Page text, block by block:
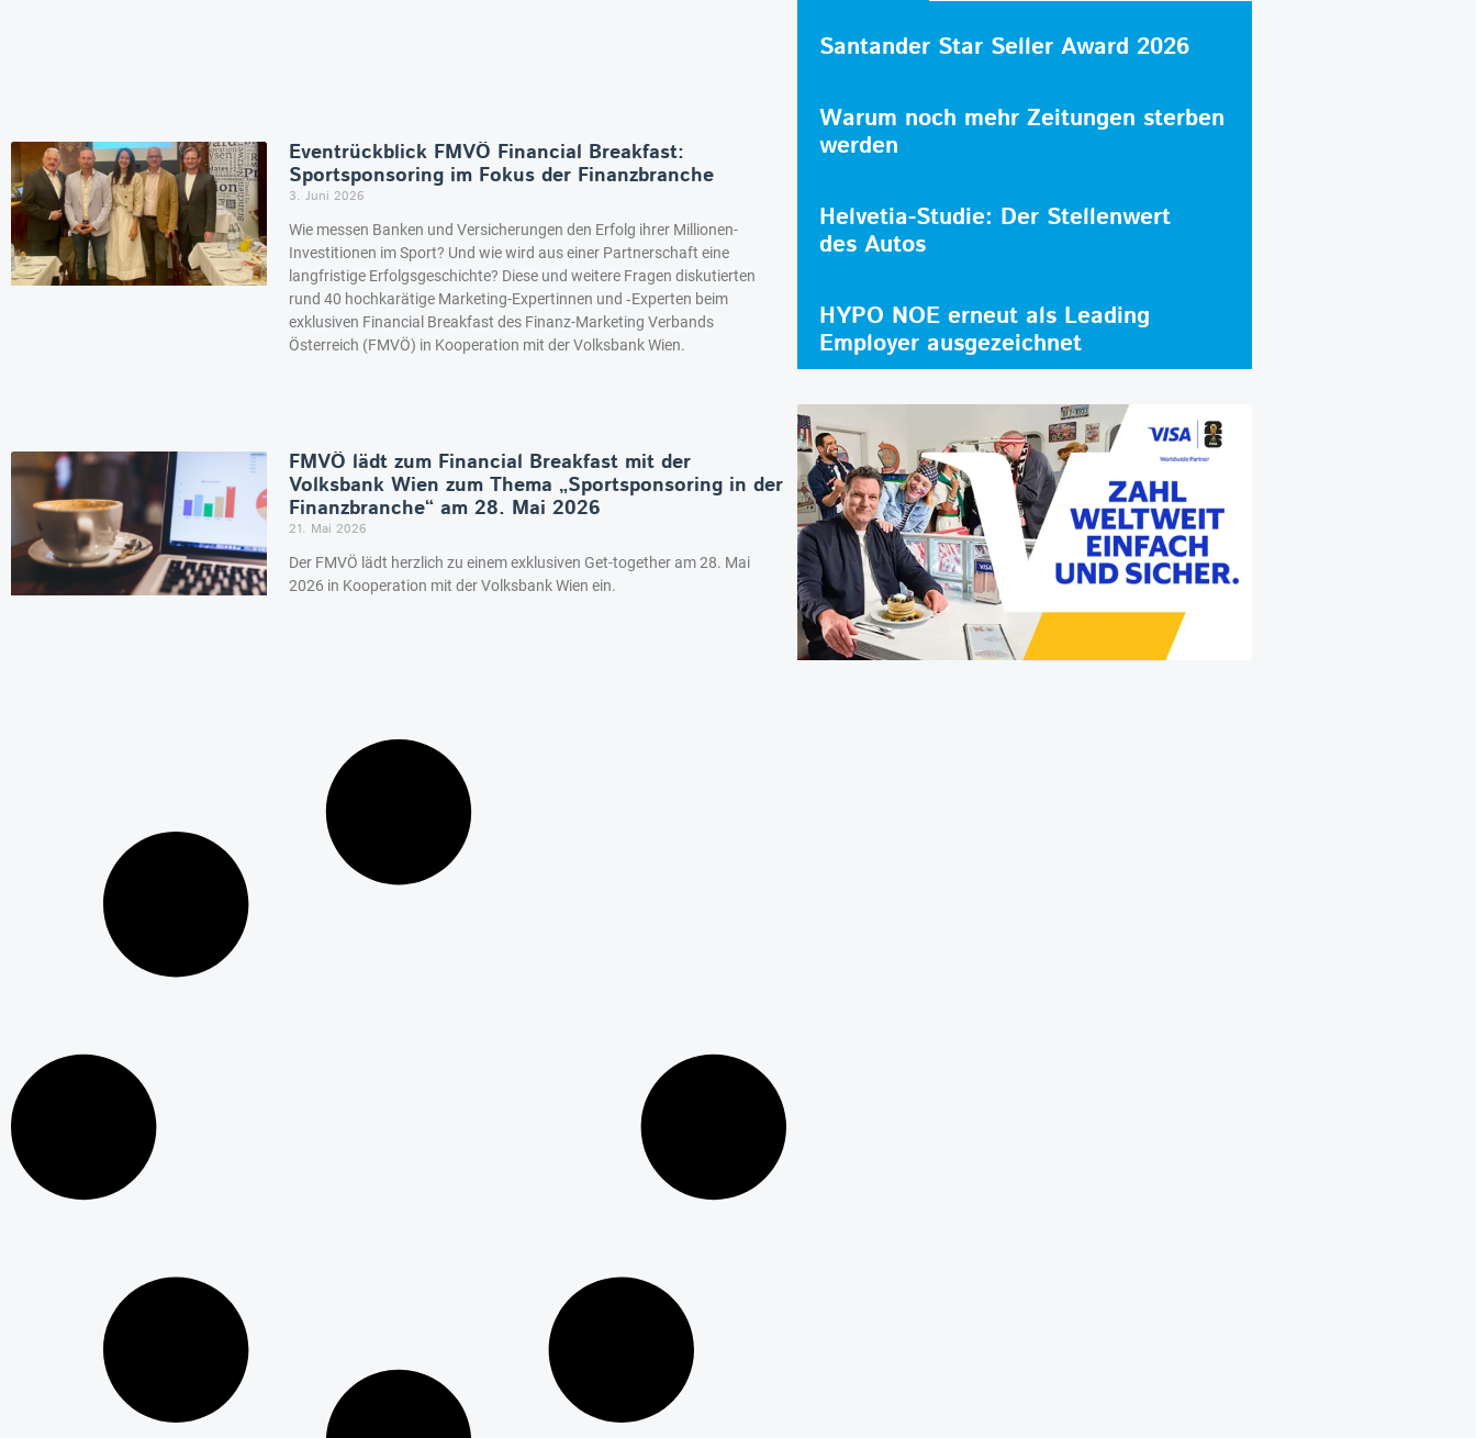
Eventrückblick FMVÖ Financial Breakfast:
Sportsponsoring im Fokus der Finanzbranche
3. Juni 2026
Wie messen Banken und Versicherungen den Erfolg ihrer Millionen-
Investitionen im Sport? Und wie wird aus einer Partnerschaft eine
langfristige Erfolgsgeschichte? Diese und weitere Fragen diskutierten
rund 40 hochkarätige Marketing-Expertinnen und ‑Experten beim
exklusiven Financial Breakfast des Finanz-Marketing Verbands
Österreich (FMVÖ) in Kooperation mit der Volksbank Wien.
FMVÖ lädt zum Financial Breakfast mit der
Volksbank Wien zum Thema „Sportsponsoring in der
Finanzbranche“ am 28. Mai 2026
21. Mai 2026
Der FMVÖ lädt herzlich zu einem exklusiven Get-together am 28. Mai
2026 in Kooperation mit der Volksbank Wien ein.
Santander Star Seller Award 2026
Warum noch mehr Zeitungen sterben
werden
Helvetia-Studie: Der Stellenwert
des Autos
HYPO NOE erneut als Leading
Employer ausgezeichnet